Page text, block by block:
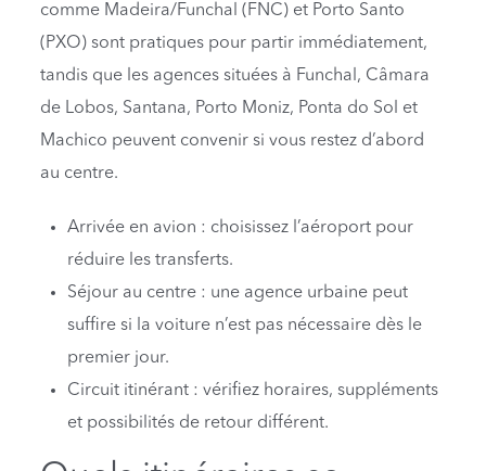
comme Madeira/Funchal (FNC) et Porto Santo
(PXO) sont pratiques pour partir immédiatement,
tandis que les agences situées à Funchal, Câmara
de Lobos, Santana, Porto Moniz, Ponta do Sol et
Machico peuvent convenir si vous restez d’abord
au centre.
Arrivée en avion : choisissez l’aéroport pour
réduire les transferts.
Séjour au centre : une agence urbaine peut
suffire si la voiture n’est pas nécessaire dès le
premier jour.
Circuit itinérant : vérifiez horaires, suppléments
et possibilités de retour différent.